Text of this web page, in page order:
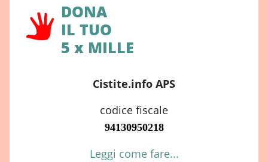
DONA
IL TUO
5 x MILLE
Cistite.info APS
codice fiscale
94130950218
Leggi come fare...